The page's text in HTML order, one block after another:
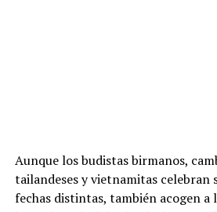
Aunque los budistas birmanos,
tailandeses y vietnamitas celebran
fechas distintas, también acogen a